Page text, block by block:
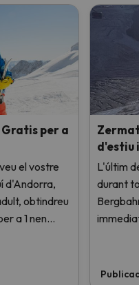
per a
el vostre
d'Andorra,
obtindreu
a 1 nen
d'estiu
L'últim
durant